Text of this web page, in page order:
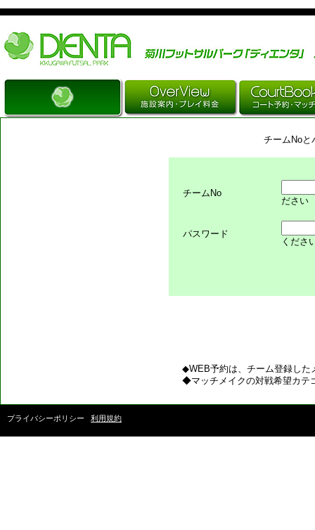
チームNoと
チームNo
ださい
パスワード
くださ
◆WEB予約は、チーム登録した
◆マッチメイクの対戦希望カテ
プライバシーポリシー 利用規約